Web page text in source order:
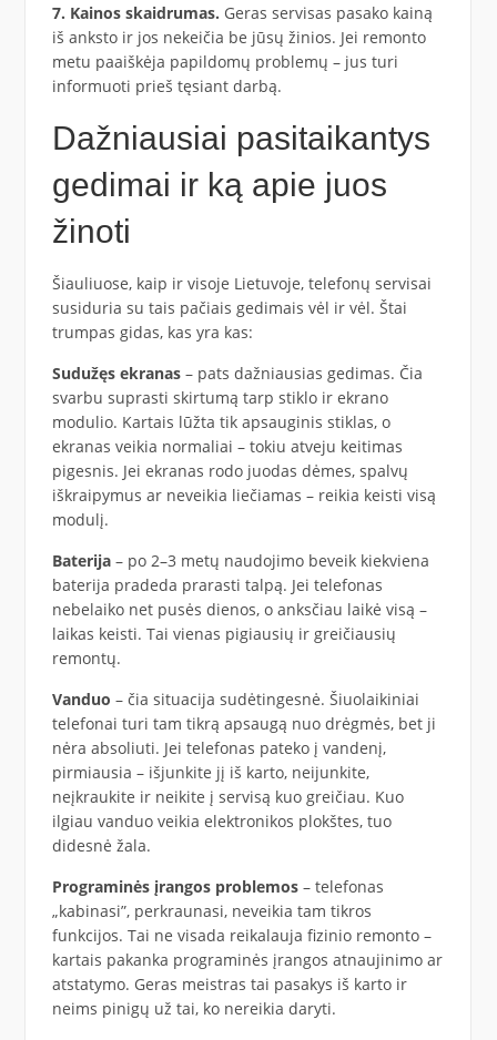
7. Kainos skaidrumas. Geras servisas pasako kainą
iš anksto ir jos nekeičia be jūsų žinios. Jei remonto
metu paaiškėja papildomų problemų – jus turi
informuoti prieš tęsiant darbą.
Dažniausiai pasitaikantys
gedimai ir ką apie juos
žinoti
Šiauliuose, kaip ir visoje Lietuvoje, telefonų servisai
susiduria su tais pačiais gedimais vėl ir vėl. Štai
trumpas gidas, kas yra kas:
Sudužęs ekranas– pats dažniausias gedimas. Čia
svarbu suprasti skirtumą tarp stiklo ir ekrano
modulio. Kartais lūžta tik apsauginis stiklas, o
ekranas veikia normaliai – tokiu atveju keitimas
pigesnis. Jei ekranas rodo juodas dėmes, spalvų
iškraipymus ar neveikia liečiamas – reikia keisti visą
modulį.
Baterija– po 2–3 metų naudojimo beveik kiekviena
baterija pradeda prarasti talpą. Jei telefonas
nebelaiko net pusės dienos, o anksčiau laikė visą –
laikas keisti. Tai vienas pigiausių ir greičiausių
remontų.
Vanduo – čia situacija sudėtingesnė. Šiuolaikiniai
telefonai turi tam tikrą apsaugą nuo drėgmės, bet ji
nėra absoliuti. Jei telefonas pateko į vandenį,
pirmiausia – išjunkite jį iš karto, neijunkite,
neįkraukite ir neikite į servisą kuo greičiau. Kuo
ilgiau vanduo veikia elektronikos plokštes, tuo
didesnė žala.
Programinės įrangos problemos– telefonas
„kabinasi”, perkraunasi, neveikia tam tikros
funkcijos. Tai ne visada reikalauja fizinio remonto –
kartais pakanka programinės įrangos atnaujinimo ar
atstatymo. Geras meistras tai pasakys iš karto ir
neims pinigų už tai, ko nereikia daryti.